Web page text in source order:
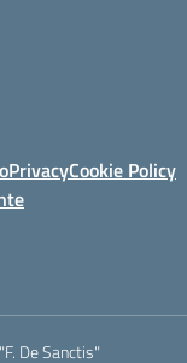
PrivacyCookie Policy
De Sanctis"